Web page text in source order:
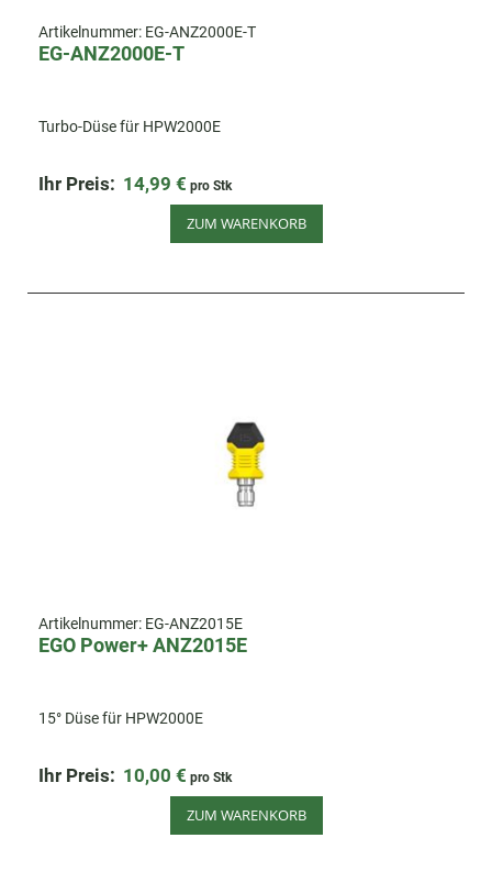
Artikelnummer: EG-ANZ2000E-T
EG-ANZ2000E-T
Turbo-Düse für HPW2000E
Ihr Preis: 14,99 € pro Stk
ZUM WARENKORB
Artikelnummer: EG-ANZ2015E
EGO Power+ ANZ2015E
15° Düse für HPW2000E
Ihr Preis: 10,00 € pro Stk
ZUM WARENKORB